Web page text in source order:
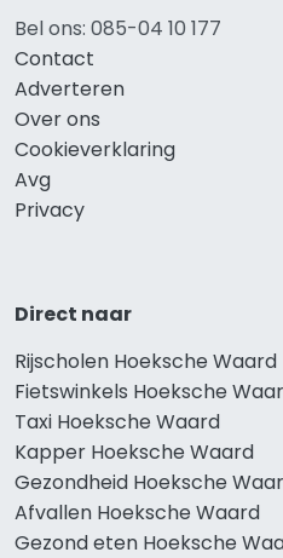
Bel ons: 085-04 10 177
Contact
Adverteren
Over ons
Cookieverklaring
Avg
Privacy
Direct naar
Rijscholen Hoeksche Waard
Fietswinkels Hoeksche
Taxi Hoeksche Waard
Kapper Hoeksche Waard
Gezondheid Hoeksche
Afvallen Hoeksche Waard
Gezond eten Hoeksche